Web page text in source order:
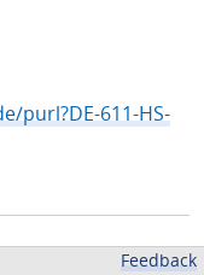
purl?DE-611-HS-
Feedback